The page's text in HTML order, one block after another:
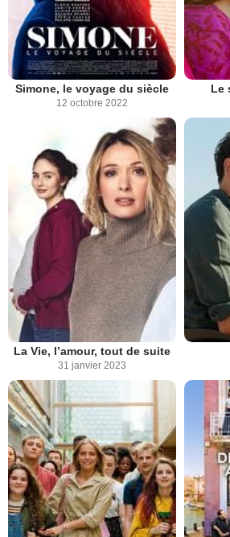
Simone, le voyage du siècle
12 octobre 2022
Le
La Vie, l’amour, tout de suite
31 janvier 2023